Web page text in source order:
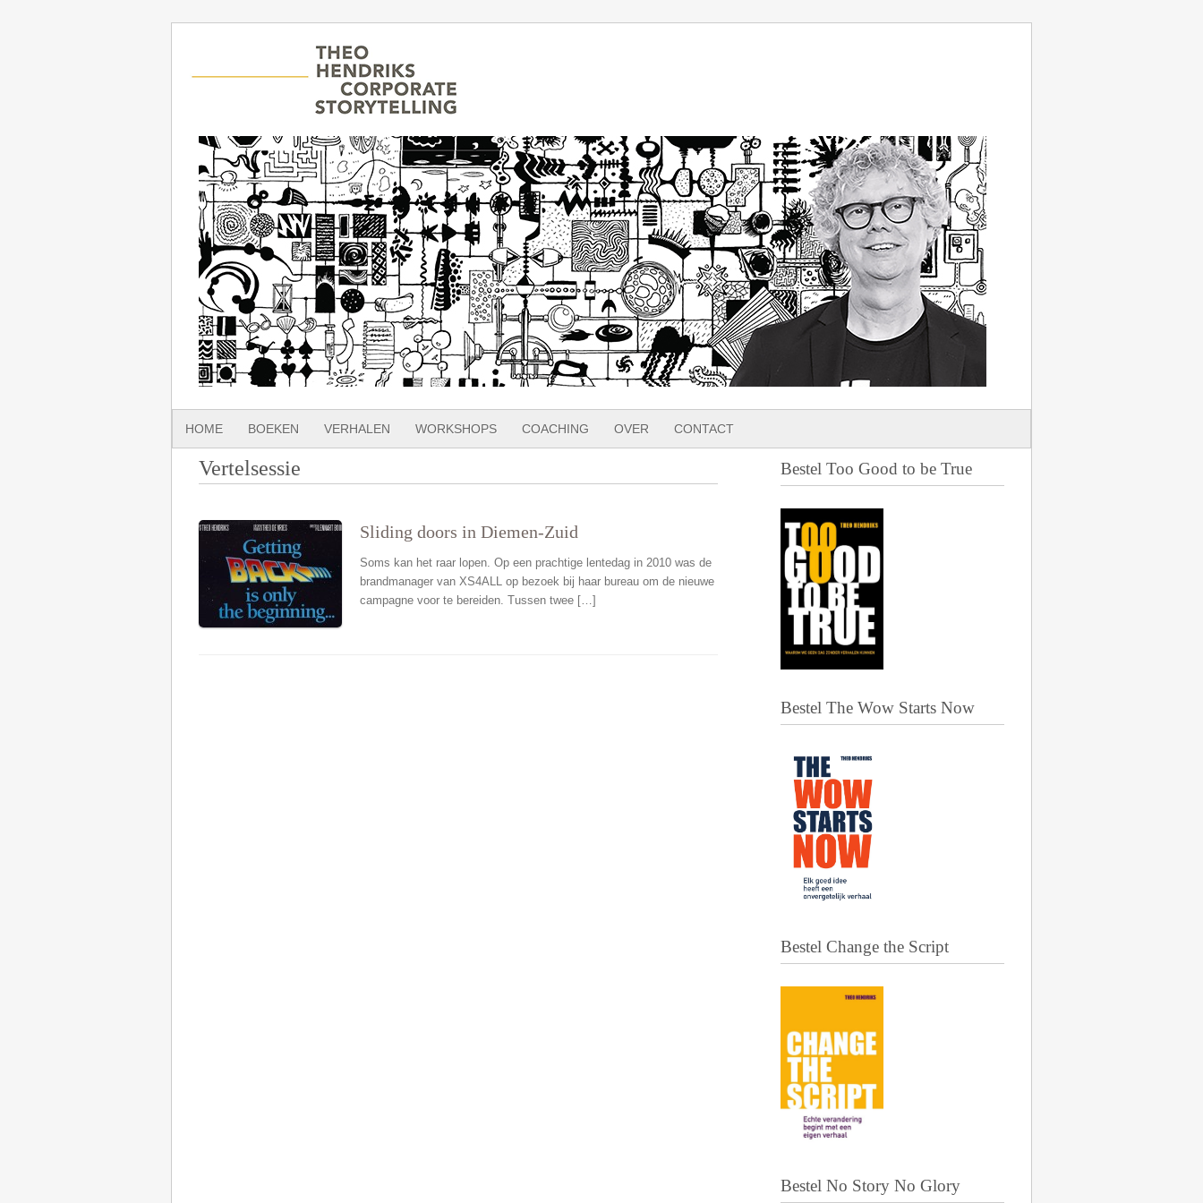
HOME BOEKEN VERHALEN WORKSHOPS COACHING OVER CONTACT
Vertelsessie
Sliding doors in Diemen-Zuid
Soms kan het raar lopen. Op een prachtige lentedag in 2010 was de
brandmanager van XS4ALL op bezoek bij haar bureau om de nieuwe
campagne voor te bereiden. Tussen twee […]
Bestel Too Good to be True
Bestel The Wow Starts Now
Bestel Change the Script
Bestel No Story No Glory